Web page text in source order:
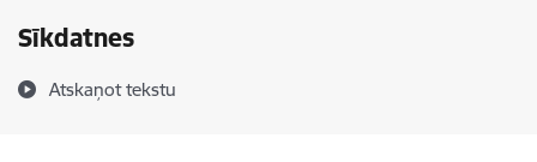
Sīkdatnes
Atskaņot tekstu